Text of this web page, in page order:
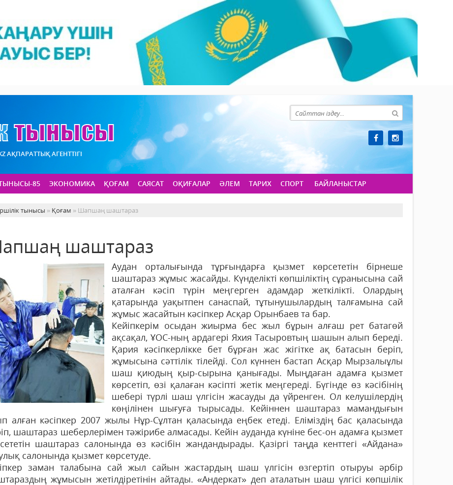
АҚПАРАТТЫҚ АГЕНТТІГІ
ТЫНЫСЫ-85 ЭКОНОМИКА ҚОҒАМ САЯСАТ ОҚИҒАЛАР ӘЛЕМ ТАРИХ СПОРТ БАЙЛАНЫСТАР
тынысы » Қоғам » Шапшаң шаштараз
шаштараз
Аудан орталығында тұрғындарға қызмет көрсететін бірнеше
шаштараз жұмыс жасайды. Күнделікті көпшіліктің сұранысына сай
аталған кәсіп түрін меңгерген адамдар жеткілікті. Олардың
қатарында уақытпен санаспай, тұтынушылардың талғамына сай
жұмыс жасайтын кәсіпкер Асқар Орынбаев та бар.
Кейіпкерім осыдан жиырма бес жыл бұрын алғаш рет батагөй
ақсақал, ҰОС-ның ардагері Яхия Тасыровтың шашын алып береді.
Қария кәсіпкерлікке бет бұрған жас жігітке ақ батасын беріп,
жұмысына сәттілік тілейді. Сол күннен бастап Асқар Мырзалыұлы
шаш қиюдың қыр-сырына қанығады. Мыңдаған адамға қызмет
көрсетіп, өзі қалаған кәсіпті жетік меңгереді. Бүгінде өз кәсібінің
шебері түрлі шаш үлгісін жасауды да үйренген. Ол келушілердің
көңілінен шығуға тырысады. Кейіннен шаштараз мамандығын
алған кәсіпкер 2007 жылы Нұр-Сұлтан қаласында еңбек етеді. Еліміздің бас қаласында
шаштараз шеберлерімен тәжірибе ал­масады. Кейін ауданда күніне бес-он адамға қызмет
шаштараз са­лонында өз кәсібін жандандырады. Қазіргі таңда кенттегі «Айдана»
салонында қызмет көрсетуде.
заман талабына сай жыл сайын жастардың шаш үлгісін өзгертіп отыруы әрбір
жұмысын жетілдіретінін айтады. «Андеркат» деп аталатын шаш үлгісі көпшілік